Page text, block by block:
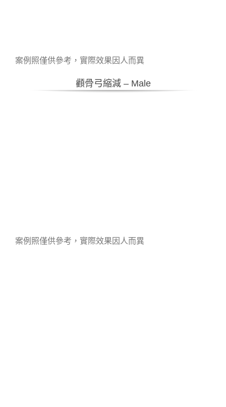
案例照僅供參考，實際效果因人而異
顴骨弓縮減 – Male
案例照僅供參考，實際效果因人而異